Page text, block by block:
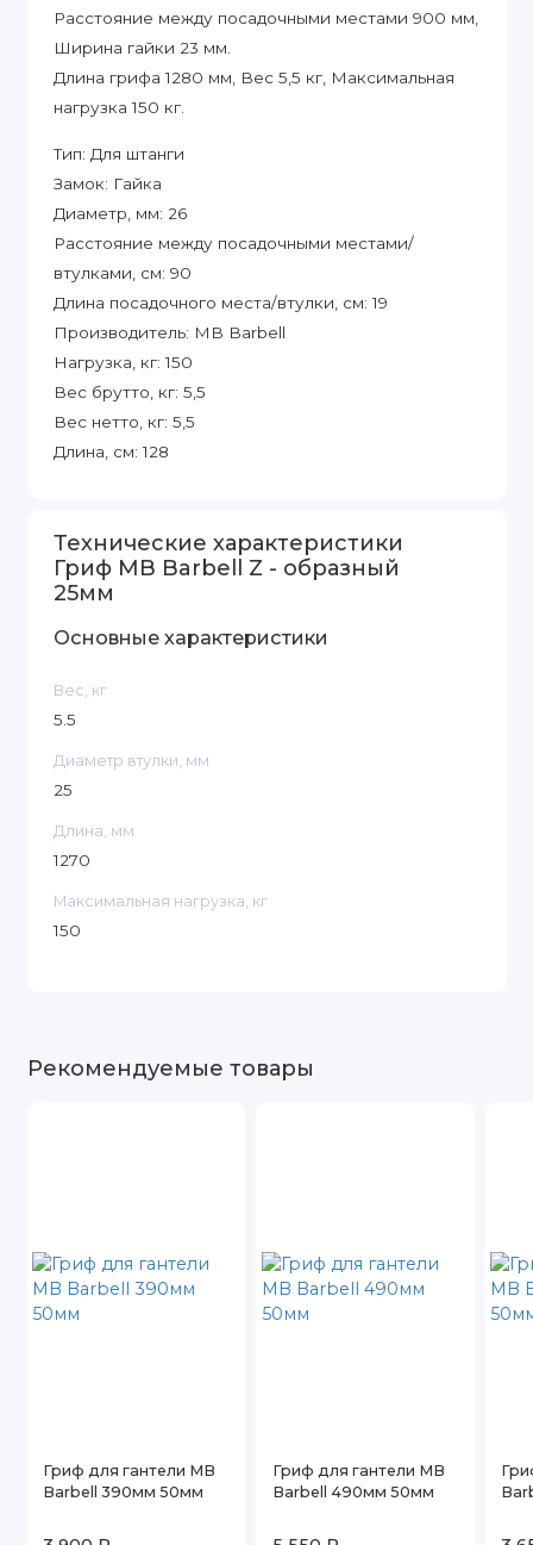
Расстояние между посадочными местами 900 мм,
Ширина гайки 23 мм.
Длина грифа 1280 мм, Вес 5,5 кг, Максимальная
нагрузка 150 кг.
Тип: Для штанги
Замок: Гайка
Диаметр, мм: 26
Расстояние между посадочными местами/
втулками, см: 90
Длина посадочного места/втулки, см:19
Производитель: MB Barbell
Нагрузка, кг:150
Вес брутто, кг: 5,5
Вес нетто, кг: 5,5
Длина, см:128
Технические характеристики
Гриф MB Barbell Z - образный
25мм
Основные характеристики
Вес, кг
5.5
Диаметр втулки, мм
25
Длина, мм
1270
Максимальная нагрузка, кг
150
Рекомендуемые товары
Гриф для гантели MB
Barbell 390мм 50мм
Гриф для гантели MB
Barbell 490мм 50мм